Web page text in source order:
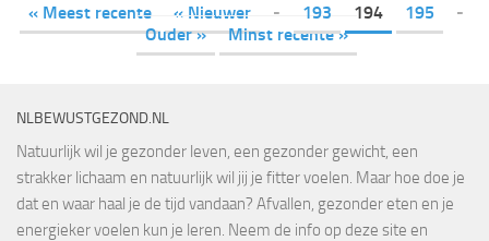
« Meest recente « Nieuwer - 193 194 195
-
Ouder »
Minst recente »
NLBEWUSTGEZOND.NL
Natuurlijk wil je gezonder leven, een gezonder gewicht, een
strakker lichaam en natuurlijk wil jij je fitter voelen. Maar hoe doe je
dat en waar haal je de tijd vandaan? Afvallen, gezonder eten en je
energieker voelen kun je leren. Neem de info op deze site en